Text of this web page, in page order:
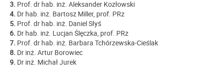
3. Prof. dr hab. inż. Aleksander Kozłowski
4. Dr hab. inż. Bartosz Miller, prof. PRz
5. Prof. dr hab. inż. Daniel Słyś
6. Dr hab. inż. Lucjan Ślęczka, prof. PRz
7. Prof. dr hab. inż. Barbara Tchórzewska-Cieślak
8. Dr inż. Artur Borowiec
9. Dr inż. Michał Jurek